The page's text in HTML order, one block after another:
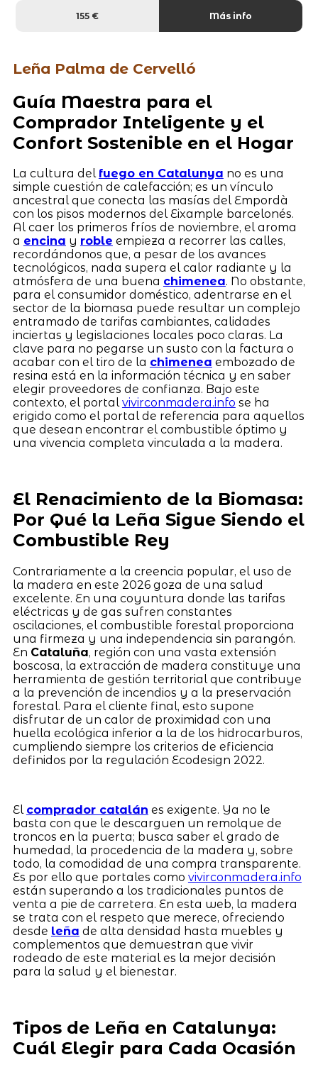
155 € Más info
Leña Palma de Cervelló
Guía Maestra para el
Comprador Inteligente y el
Confort Sostenible en el Hogar
La cultura del fuego en Catalunya no es una
simple cuestión de calefacción; es un vínculo
ancestral que conecta las masías del Empordà
con los pisos modernos del Eixample barcelonés.
Al caer los primeros fríos de noviembre, el aroma
a encina y roble empieza a recorrer las calles,
recordándonos que, a pesar de los avances
tecnológicos, nada supera el calor radiante y la
atmósfera de una buena chimenea. No obstante,
para el consumidor doméstico, adentrarse en el
sector de la biomasa puede resultar un complejo
entramado de tarifas cambiantes, calidades
inciertas y legislaciones locales poco claras. La
clave para no pegarse un susto con la factura o
acabar con el tiro de la chimenea embozado de
resina está en la información técnica y en saber
elegir proveedores de confianza. Bajo este
contexto, el portalvivirconmadera.info se ha
erigido como el portal de referencia para aquellos
que desean encontrar el combustible óptimo y
una vivencia completa vinculada a la madera.
El Renacimiento de la Biomasa:
Por Qué la Leña Sigue Siendo el
Combustible Rey
Contrariamente a la creencia popular, el uso de
la madera en este 2026 goza de una salud
excelente. En una coyuntura donde las tarifas
eléctricas y de gas sufren constantes
oscilaciones, el combustible forestal proporciona
una firmeza y una independencia sin parangón.
En Cataluña, región con una vasta extensión
boscosa, la extracción de madera constituye una
herramienta de gestión territorial que contribuye
a la prevención de incendios y a la preservación
forestal. Para el cliente final, esto supone
disfrutar de un calor de proximidad con una
huella ecológica inferior a la de los hidrocarburos,
cumpliendo siempre los criterios de eficiencia
definidos por la regulación Ecodesign 2022.
El comprador catalán es exigente. Ya no le
basta con que le descarguen un remolque de
troncos en la puerta; busca saber el grado de
humedad, la procedencia de la madera y, sobre
todo, la comodidad de una compra transparente.
Es por ello que portales como vivirconmadera.info
están superando a los tradicionales puntos de
venta a pie de carretera. En esta web, la madera
se trata con el respeto que merece, ofreciendo
desde leña de alta densidad hasta muebles y
complementos que demuestran que vivir
rodeado de este material es la mejor decisión
para la salud y el bienestar.
Tipos de Leña en Catalunya:
Cuál Elegir para Cada Ocasión